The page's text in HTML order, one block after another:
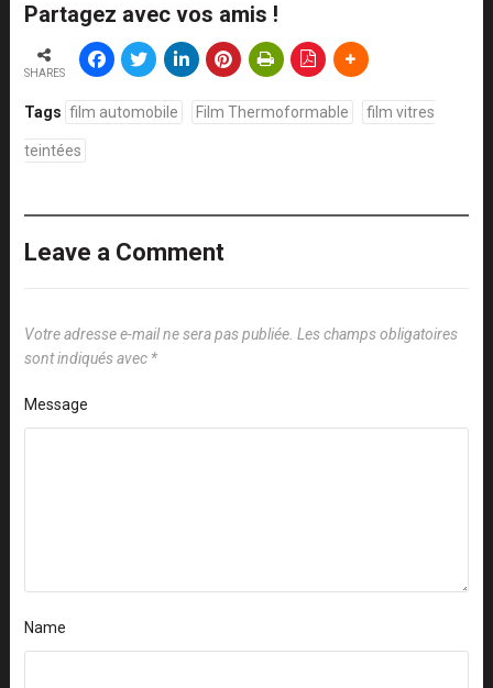
Partagez avec vos amis !
SHARES
Tags film automobile Film Thermoformable film vitres
teintées
Leave a Comment
Votre adresse e-mail ne sera pas publiée. Les champs obligatoires
sont indiqués avec *
Message
Name